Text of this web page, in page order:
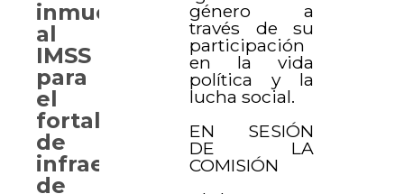
género a
través de su
participación
en la vida
política y la
lucha social.
EN SESIÓN
DE LA
COMISIÓN
inmuebles
al
IMSS
para
el
fortalecimiento
de
infraestructura
de